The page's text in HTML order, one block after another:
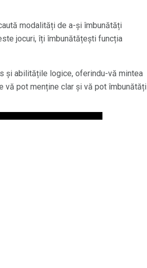
modalități de a-și îmbunătăți
jocuri, îți îmbunătățești funcția
și abilitățile logice, oferindu-vă mintea
vă pot menține clar și vă pot îmbunătăți